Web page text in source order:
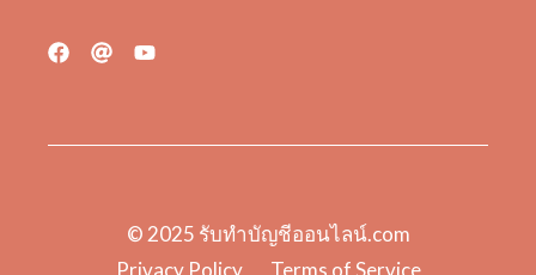
© 2025 รับทําบัญชีออนไลน์.com
Privacy Policy
Terms of Service